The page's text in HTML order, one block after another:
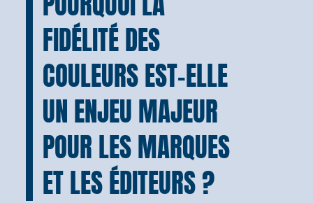
FIDÉLITÉ DES
COULEURS EST-ELLE
UN ENJEU MAJEUR
POUR LES MARQUES
ET LES ÉDITEURS ?